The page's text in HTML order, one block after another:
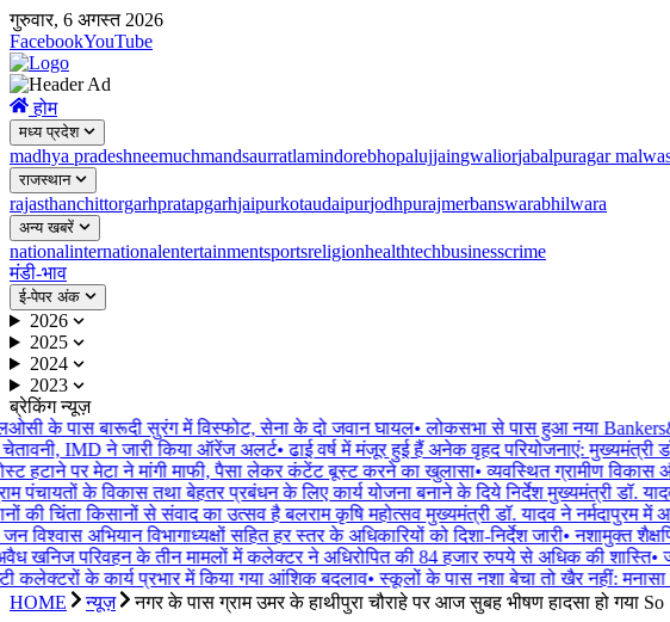
गुरुवार, 6 अगस्त 2026
FacebookYouTube
होम
मध्य प्रदेश
madhya pradeshneemuchmandsaurratlamindorebhopalujjaingwaliorjabalpuragar malwa
राजस्थान
rajasthanchittorgarhpratapgarhjaipurkotaudaipurjodhpurajmerbanswarabhilwara
अन्य खबरें
nationalinternationalentertainmentsportsreligionhealthtechbusinesscrime
मंडी-भाव
ई-पेपर अंक
2026
2025
2024
2023
ब्रेकिंग न्यूज़
के पास बारूदी सुरंग में विस्फोट, सेना के दो जवान घायल•लोकसभा से पास हुआ नया
IMD ने जारी किया ऑरेंज अलर्ट•ढाई वर्ष में मंजूर हुई हैं अनेक वृहद परियोजनाएं: मुख्यमंत्री
हटाने पर मेटा ने मांगी माफी, पैसा लेकर कंटेंट बूस्ट करने का खुलासा•व्यवस्थित ग्रामीण विकास
पंचायतों के विकास तथा बेहतर प्रबंधन के लिए कार्य योजना बनाने के दिये निर्देश मुख्यमंत्री डॉ.
की चिंता किसानों से संवाद का उत्सव है बलराम कृषि महोत्सव मुख्यमंत्री डॉ. यादव ने नर्मदापुरम में
विश्वास अभियान विभागाध्यक्षों सहित हर स्तर के अधिकारियों को दिशा-निर्देश जारी•नशामुक्त
खनिज परिवहन के तीन मामलों में कलेक्टर ने अधिरोपित की 84 हजार रुपये से अधिक की शास्ति•
कलेक्टरों के कार्य प्रभार में किया गया आंशिक बदलाव•स्कूलों के पास नशा बेचा तो खैर नहीं: मनासा में
HOME
न्यूज़ नगर के पास ग्राम उमर के हाथीपुरा चौराहे पर आज सुबह भीषण हादसा हो गया So